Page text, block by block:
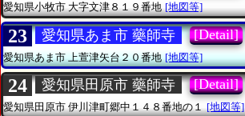
愛知県小牧市大字文津８１９番地 [地図等]
23 愛知県あま市 藥師寺 [Detail]
愛知県あま市上萱津矢台２０番地 [地図等]
24 愛知県田原市 藥師寺 [Detail]
愛知県田原市 伊川津町郷中１４８番地の１ [地図等]